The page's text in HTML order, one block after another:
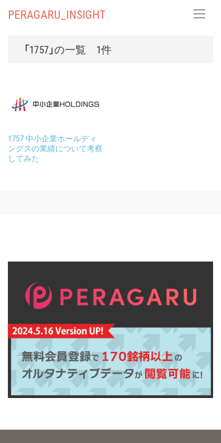
PERAGARU_INSIGHT
「1757」の一覧 1件
1757 中小企業ホールディ
ングスの業績について考察
してみた